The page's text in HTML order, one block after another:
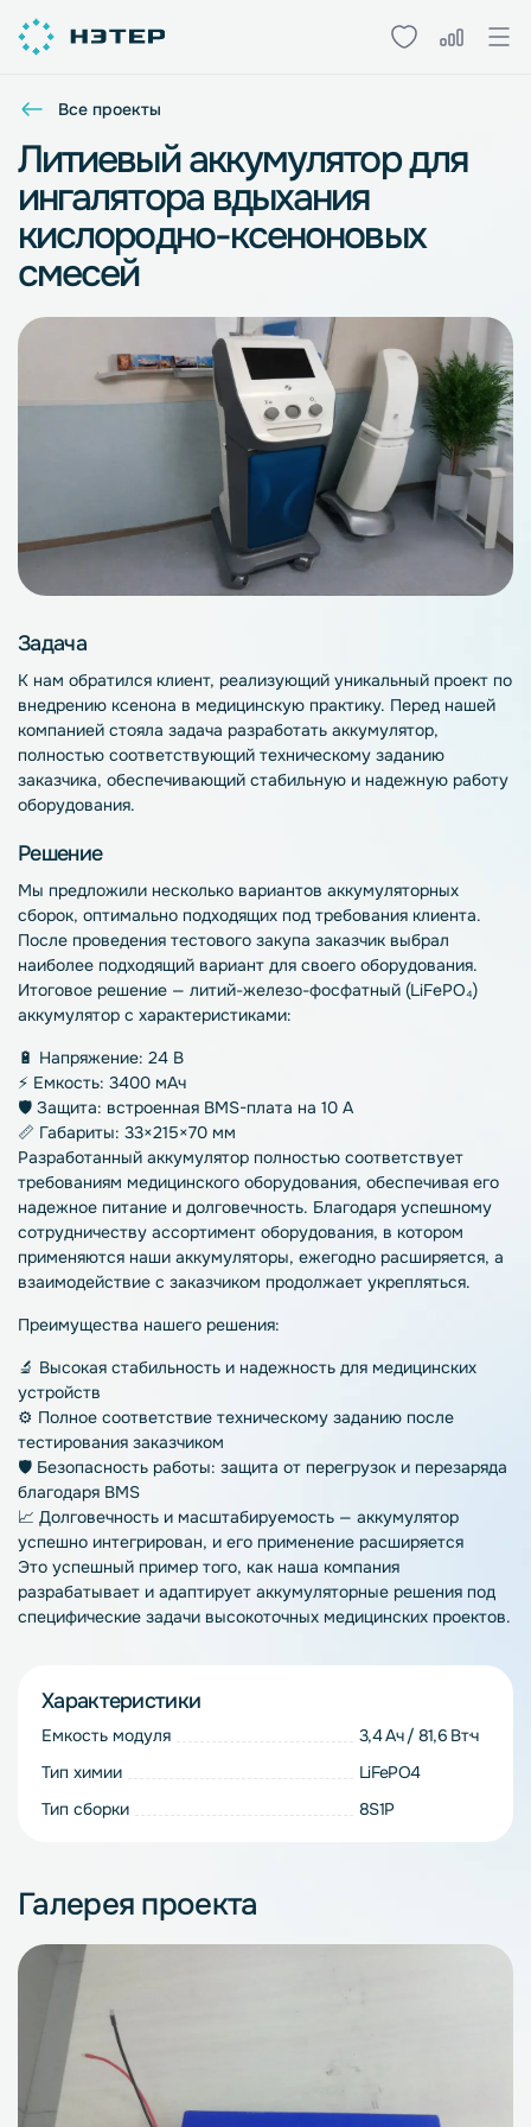
Все проекты
Литиевый аккумулятор для
ингалятора вдыхания
кислородно-ксеноновых
смесей
Задача
К нам обратился клиент, реализующий уникальный проект по
внедрению ксенона в медицинскую практику. Перед нашей
компанией стояла задача разработать аккумулятор,
полностью соответствующий техническому заданию
заказчика, обеспечивающий стабильную и надежную работу
оборудования.
Решение
Мы предложили несколько вариантов аккумуляторных
сборок, оптимально подходящих под требования клиента.
После проведения тестового закупа заказчик выбрал
наиболее подходящий вариант для своего оборудования.
Итоговое решение — литий-железо-фосфатный (LiFePO₄)
аккумулятор с характеристиками:
🔋 Напряжение: 24 В
⚡ Емкость: 3400 мАч
🛡️ Защита: встроенная BMS-плата на 10 А
📏 Габариты: 33×215×70 мм
Разработанный аккумулятор полностью соответствует
требованиям медицинского оборудования, обеспечивая его
надежное питание и долговечность. Благодаря успешному
сотрудничеству ассортимент оборудования, в котором
применяются наши аккумуляторы, ежегодно расширяется, а
взаимодействие с заказчиком продолжает укрепляться.
Преимущества нашего решения:
🔬 Высокая стабильность и надежность для медицинских
устройств
⚙️ Полное соответствие техническому заданию после
тестирования заказчиком
🛡️ Безопасность работы: защита от перегрузок и перезаряда
благодаря BMS
📈 Долговечность и масштабируемость — аккумулятор
успешно интегрирован, и его применение расширяется
Это успешный пример того, как наша компания
разрабатывает и адаптирует аккумуляторные решения под
специфические задачи высокоточных медицинских проектов.
Характеристики
Емкость модуля
3,4 Ач / 81,6 Вт·ч
Тип химии
LiFePO4
Тип сборки
8S1P
Галерея проекта